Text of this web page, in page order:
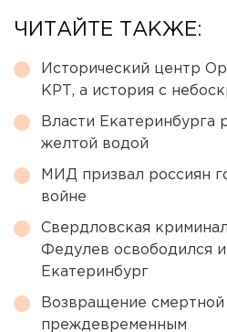
ЧИТАЙТЕ ТАКЖЕ:
Исторический центр
КРТ, а история с
Власти Екатеринбурга
желтой водой
МИД призвал россиян
войне
Свердловская
Федулев освободился
Екатеринбург
Возвращение смертной
преждевременным